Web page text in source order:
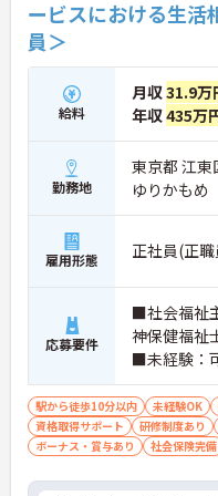
ービスにおける生
員＞
給料
月収31.9万
年収435万
勤務地
東京都 江東
ゆりかもめ
雇用形態 正社員(正
応募要件
■社会福祉
神保健福祉
■未経験：
ば尚可
駅から徒歩10分以内 未経験OK
資格取得サポート
研修制度あり
ボーナス・賞与あり
社会保険完備